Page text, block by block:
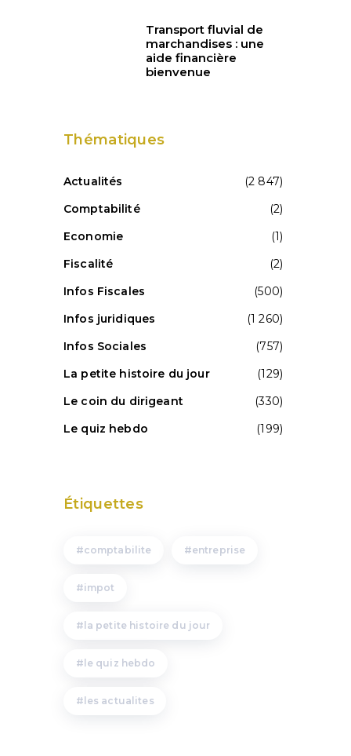
Transport fluvial de
marchandises : une
aide financière
bienvenue
Thématiques
Actualités
(2 847)
Comptabilité
(2)
Economie
(1)
Fiscalité
(2)
Infos Fiscales
(500)
Infos juridiques
(1 260)
Infos Sociales
(757)
La petite histoire du jour
(129)
Le coin du dirigeant
(330)
Le quiz hebdo
(199)
Étiquettes
comptabilite entreprise
impot
la petite histoire du jour
le quiz hebdo
les actualites